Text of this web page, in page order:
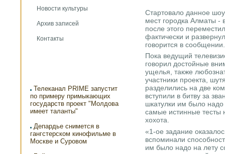
Новости культуры
Архив записей
Контакты
Телеканал PRIME запустит
по примеру примыкающих
государств проект "Молдова
имеет таланты"
Депардье снимется в
гангстерском кинофильме в
Москве и Суровом
Стартовало данное
мест городка Алматы -
после этого
фактически и
говорится в сообщении.
Пока ведущий
говорил достойные
ущелья, также
участники проекта,
разделились на две
вступили в битву за
шкатулки им было надо
самые истинные тесты
хохота.
«1-ое задание
вспоминали
им было надо на лету